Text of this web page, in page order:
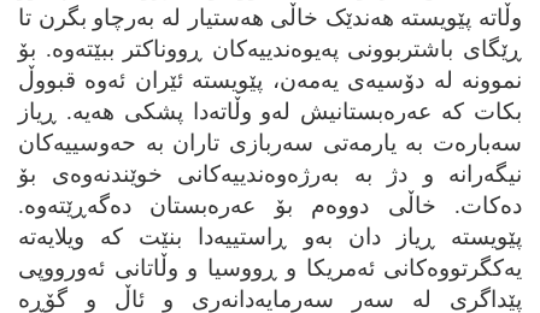
وڵاته‌ پێویسته‌ هه‌ندێک خاڵی هه‌ستیار له‌ به‌رچاو بگرن تا
ڕێگای باشتربوونی په‌یوه‌ندییه‌کان ڕووناکتر ببێته‌وه. بۆ
نموونه‌ له‌ دۆسیه‌ی یه‌مه‌ن، پێویسته‌ ئێران ئه‌وه‌ قبووڵ
بکات که‌ عه‌ره‌بستانیش له‌و وڵاته‌دا پشکی هه‌یه‌. ڕیاز
سه‌باره‌ت به‌ یارمه‌تی سه‌ربازی تاران به‌ حه‌وسییه‌کان
نیگه‌رانه‌ و دژ به‌ به‌رژه‌وه‌ندییه‌کانی خوێندنه‌وه‌ی بۆ
ده‌کات. خاڵی دووه‌م بۆ عه‌ره‌بستان ده‌گه‌ڕێته‌وه‌.
پێویسته‌ ڕیاز دان به‌و ڕاستییه‌دا بنێت که‌ ویلایه‌ته‌
یه‌کگرتووه‌کانی ئه‌مریکا و ڕووسیا و وڵاتانی ئه‌ورووپی
پێداگری له‌ سه‌ر سه‌رمایه‌دانه‌ری و ئاڵ و گۆڕه‌